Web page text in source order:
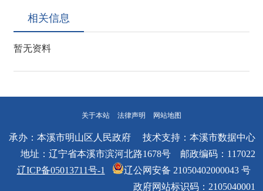
相关信息
暂无资料
关于本站 法律声明 网站地图
承办：本溪市明山区人民政府 技术支持：本溪市数据中心
地址：辽宁省本溪市滨河北路1678号 邮政编码：117022
辽ICP备05013711号-1
辽公网安备 21050402000043 号
政府网站标识码：2105040001